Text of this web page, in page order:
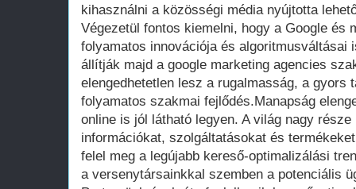
kihasználni a közösségi média nyújtotta
Végezetül fontos kiemelni, hogy a Google és
folyamatos innovációja és algoritmusváltásai
állítják majd a google marketing agencies
elengedhetetlen lesz a rugalmasság, a gyors
folyamatos szakmai fejlődés.Manapság
online is jól látható legyen. A világ nagy
információkat, szolgáltatásokat és
felel meg a legújabb kereső-optimalizálási
a versenytársainkkal szemben a potenciális